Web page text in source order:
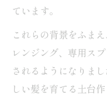
美容院頭皮
抜け毛予防
施術前後の頭皮
美容院施術
ています。
これらの背景をふま
レンジング、専用ス
されるようになりま
しい髪を育てる土台